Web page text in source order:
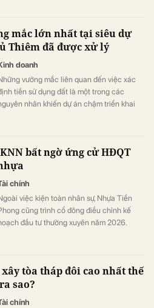
mắc lớn nhất tại siêu dự
Thiêm đã được xử lý
doanh
vướng mắc liên quan đến việc xác
tiền sử dụng đất là một trong các
nhân khiến dự án chậm triển khai
bất ngờ ứng cử HĐQT
chính
việc kiện toàn nhân sự, Nhựa Tiền
cũng trình cổ đông điều chỉnh kế
đầu tư thường xuyên năm 2026.
tòa tháp đôi cao nhất thế
sao?
chính